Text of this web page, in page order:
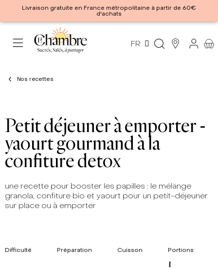
Livraison gratuite en France métropolitaine à partir de 60€
d'achats
FR
Nos recettes
Petit déjeuner à emporter -
yaourt gourmand à la
confiture detox
une recette pour booster les papilles : le mélange
granola, confiture bio et yaourt pour un petit-déjeuner
sur place ou à emporter
Difficulté Préparation Cuisson Portions
1